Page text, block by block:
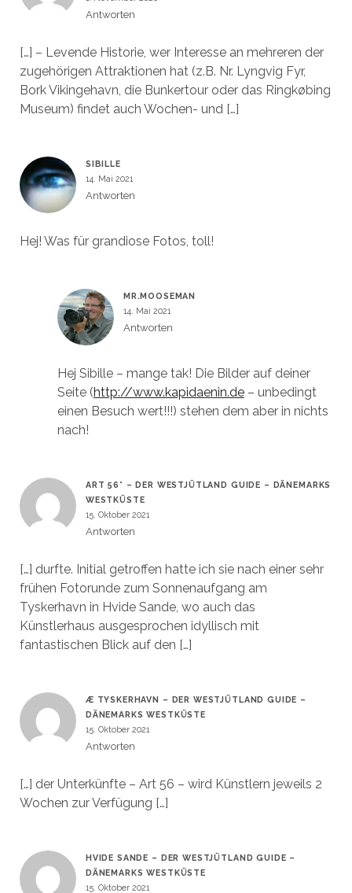
Antworten
[…] – Levende Historie, wer Interesse an mehreren der
zugehörigen Attraktionen hat (z.B. Nr. Lyngvig Fyr,
Bork Vikingehavn, die Bunkertour oder das Ringkøbing
Museum) findet auch Wochen- und […]
SIBILLE
14. Mai 2021
Antworten
Hej! Was für grandiose Fotos, toll!
MR.MOOSEMAN
14. Mai 2021
Antworten
Hej Sibille – mange tak! Die Bilder auf deiner
Seite (http://www.kapidaenin.de– unbedingt
einen Besuch wert!!!) stehen dem aber in nichts
nach!
ART 56° – DER WESTJÜTLAND GUIDE – DÄNEMARKS
WESTKÜSTE
15. Oktober 2021
Antworten
[…] durfte. Initial getroffen hatte ich sie nach einer sehr
frühen Fotorunde zum Sonnenaufgang am
Tyskerhavn in Hvide Sande, wo auch das
Künstlerhaus ausgesprochen idyllisch mit
fantastischen Blick auf den […]
Æ TYSKERHAVN – DER WESTJÜTLAND GUIDE –
DÄNEMARKS WESTKÜSTE
15. Oktober 2021
Antworten
[…] der Unterkünfte – Art 56 – wird Künstlern jeweils 2
Wochen zur Verfügung […]
HVIDE SANDE – DER WESTJÜTLAND GUIDE –
DÄNEMARKS WESTKÜSTE
15. Oktober 2021